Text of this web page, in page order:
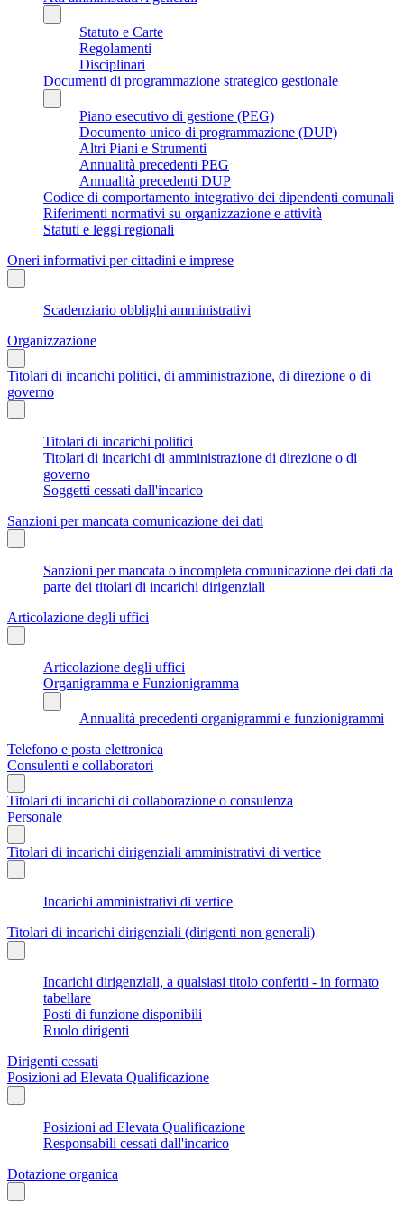
Statuto e Carte
Regolamenti
Disciplinari
Documenti di programmazione strategico gestionale
Piano esecutivo di gestione (PEG)
Documento unico di programmazione (DUP)
Altri Piani e Strumenti
Annualità precedenti PEG
Annualità precedenti DUP
Codice di comportamento integrativo dei dipendenti comunali
Riferimenti normativi su organizzazione e attività
Statuti e leggi regionali
Oneri informativi per cittadini e imprese
Scadenziario obblighi amministrativi
Organizzazione
Titolari di incarichi politici, di amministrazione, di direzione o di
governo
Titolari di incarichi politici
Titolari di incarichi di amministrazione di direzione o di
governo
Soggetti cessati dall'incarico
Sanzioni per mancata comunicazione dei dati
Sanzioni per mancata o incompleta comunicazione dei dati da
parte dei titolari di incarichi dirigenziali
Articolazione degli uffici
Articolazione degli uffici
Organigramma e Funzionigramma
Annualità precedenti organigrammi e funzionigrammi
Telefono e posta elettronica
Consulenti e collaboratori
Titolari di incarichi di collaborazione o consulenza
Personale
Titolari di incarichi dirigenziali amministrativi di vertice
Incarichi amministrativi di vertice
Titolari di incarichi dirigenziali (dirigenti non generali)
Incarichi dirigenziali, a qualsiasi titolo conferiti - in formato
tabellare
Posti di funzione disponibili
Ruolo dirigenti
Dirigenti cessati
Posizioni ad Elevata Qualificazione
Posizioni ad Elevata Qualificazione
Responsabili cessati dall'incarico
Dotazione organica